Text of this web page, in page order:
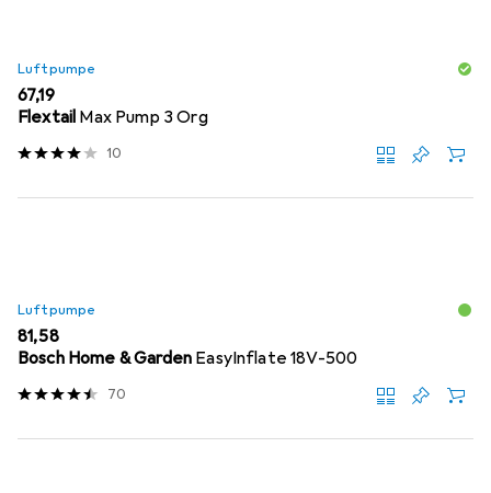
Luftpumpe
EUR
67,19
Flextail Max Pump 3 Org
10
Luftpumpe
EUR
81,58
Bosch Home & Garden EasyInflate 18V-500
70